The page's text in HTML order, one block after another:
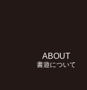
ABOUT
書遊について